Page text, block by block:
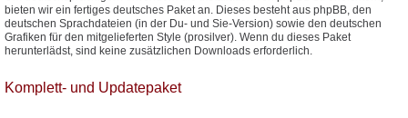
bieten wir ein fertiges deutsches Paket an. Dieses besteht aus phpBB, den
deutschen Sprachdateien (in der Du- und Sie-Version) sowie den deutschen
Grafiken für den mitgelieferten Style (prosilver). Wenn du dieses Paket
herunterlädst, sind keine zusätzlichen Downloads erforderlich.
Komplett- und Updatepaket